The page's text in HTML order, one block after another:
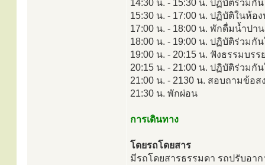
14:30 น. - 15:30 น. ปฏิบัติร่วมกั
15:30 น. - 17:00 น. ปฏิบัติในห้
17:00 น. - 18:00 น. พักดื่มน้ำปา
18:00 น. - 19:00 น. ปฏิบัติร่วมกั
19:00 น. - 20:15 น. ฟังธรรมบร
20:15 น. - 21:00 น. ปฏิบัติร่วมกั
21:00 น. - 2130 น. สอบถามข้อ
21:30 น. พักผ่อน
การเดินทาง
โดยรถโดยสาร
มีรถโดยสารธรรมดา รถปรับอา